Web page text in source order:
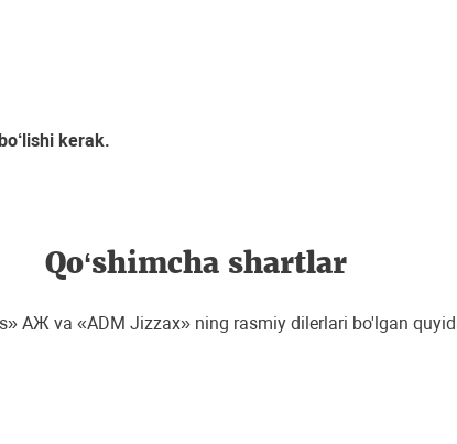
kerak.
Qo‘shimcha shartlar
АЖ va «ADM Jizzax» ning rasmiy dilerlari bo'lgan